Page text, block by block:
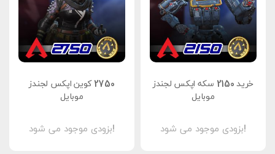
خرید 2150 سکه اپکس لجندز
موبایل
بزودی موجود می شود!
2750 کوین اپکس لجندز
موبایل
بزودی موجود می شود!